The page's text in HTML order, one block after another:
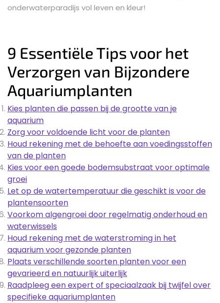
onderwaterparadijs vol leven en kleur!
9 Essentiële Tips voor het
Verzorgen van Bijzondere
Aquariumplanten
Kies planten die passen bij de grootte van je
aquarium
Zorg voor voldoende licht voor de planten
Houd rekening met de behoefte aan voedingsstoffen
van de planten
Kies voor een goede bodemsubstraat voor optimale
groei
Let op de watertemperatuur die geschikt is voor de
plantensoorten
Voorkom algengroei door regelmatig onderhoud en
waterwissels
Houd rekening met de waterstroming in het
aquarium voor gezonde planten
Plaats verschillende soorten planten voor een
gevarieerd en natuurlijk uiterlijk
Raadpleeg een expert of speciaalzaak bij twijfel over
specifieke aquariumplanten